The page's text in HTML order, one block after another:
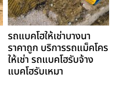
รถแบคโฮให้เช่าบางนา
ราคาถูก บริการรถแม็คโคร
ให้เช่า รถแบคโฮรับจ้าง
แบคโฮรับเหมา